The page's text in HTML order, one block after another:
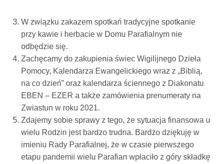
W związku zakazem spotkań tradycyjne spotkanie
przy kawie i herbacie w Domu Parafialnym nie
odbędzie się.
Zachęcamy do zakupienia świec Wigilijnego Dzieła
Pomocy, Kalendarza Ewangelickiego wraz z „Biblią,
na co dzień” oraz kalendarza ściennego z Diakonatu
EBEN – EZER a także zamówienia prenumeraty na
Zwiastun w roku 2021.
Zdajemy sobie sprawy z tego, że sytuacja finansowa u
wielu Rodzin jest bardzo trudna. Bardzo dziękuję w
imieniu Rady Parafialnej, że w czasie pierwszego
etapu pandemii wielu Parafian wpłaciło z góry składkę